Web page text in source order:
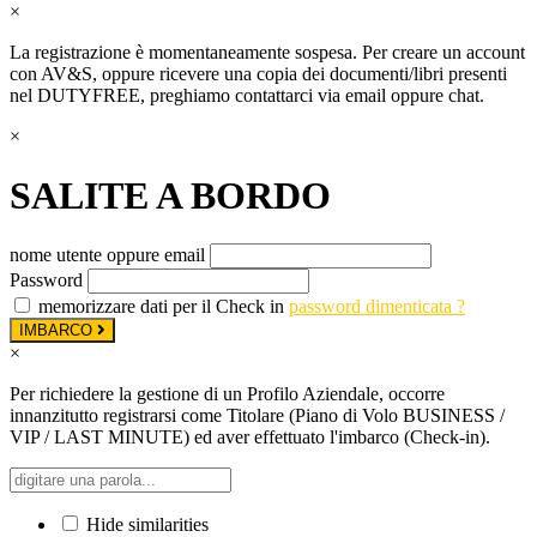
×
La registrazione è momentaneamente sospesa. Per creare un account
con AV&S, oppure ricevere una copia dei documenti/libri presenti
nel DUTYFREE, preghiamo contattarci via email oppure chat.
×
SALITE A BORDO
nome utente oppure email
Password
memorizzare dati per il Check in password dimenticata ?
IMBARCO
×
Per richiedere la gestione di un Profilo Aziendale, occorre
innanzitutto registrarsi come Titolare (Piano di Volo BUSINESS /
VIP / LAST MINUTE) ed aver effettuato l'imbarco (Check-in).
Hide similarities